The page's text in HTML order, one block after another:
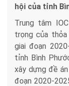
hội của tỉnh
Trung tâm
trọng của
giai đoạn
tỉnh Bình
xây dựng đề
đoạn 2020-